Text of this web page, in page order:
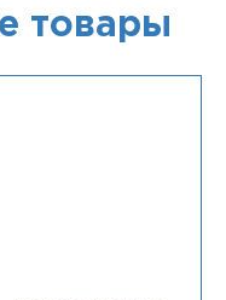
товары